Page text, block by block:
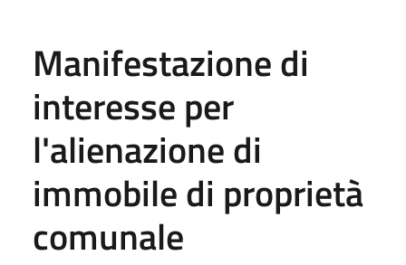
Manifestazione di
interesse per
l'alienazione di
immobile di proprietà
comunale